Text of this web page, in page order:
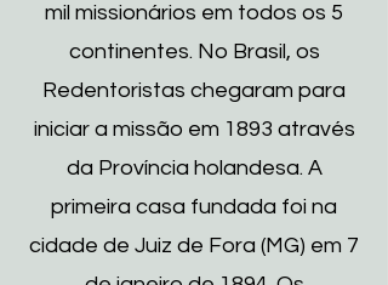
mil missionários em todos os 5
continentes. No Brasil, os
Redentoristas chegaram para
iniciar a missão em 1893 através
da Província holandesa. A
primeira casa fundada foi na
cidade de Juiz de Fora (MG) em 7